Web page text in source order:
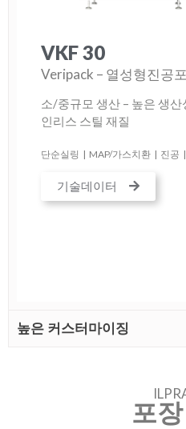
VKF 30
Veripack – 열성형진공
소/중규모 생산 – 높은 생
인리스 스틸 재질
단순실링 | MAP/가스치환 | 진공 |
기술데이터
높은 커스터마이징
포